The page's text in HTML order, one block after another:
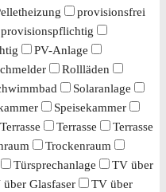
provisionsfrei
provisionspflichtig
PV-Anlage
Rollläden
Solaranlage
Speisekammer
Terrasse Terrasse
Terrasse
Trockenraum
Türsprechanlage
TV über
über Glasfaser
TV über